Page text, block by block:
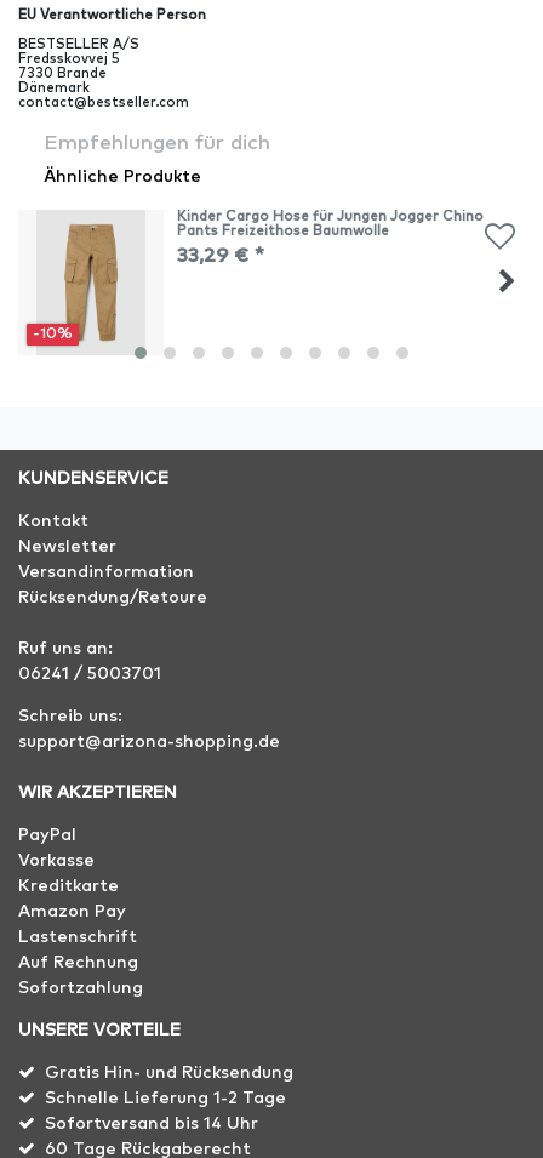
EU Verantwortliche Person
BESTSELLER A/S
Fredsskovvej 5
7330 Brande
Dänemark
contact@bestseller.com
Empfehlungen für dich
Ähnliche Produkte
-10%
Kinder Cargo Hose für Jungen Jogger Chino
Pants Freizeithose Baumwolle
33,29 € *
KUNDENSERVICE
Kontakt
Newsletter
Versandinformation
Rücksendung/Retoure
Ruf uns an:
06241 / 5003701
Schreib uns:
support@arizona-shopping.de
WIR AKZEPTIEREN
PayPal
Vorkasse
Kreditkarte
Amazon Pay
Lastenschrift
Auf Rechnung
Sofortzahlung
UNSERE VORTEILE
Gratis Hin- und Rücksendung
Schnelle Lieferung 1-2 Tage
Sofortversand bis 14 Uhr
60 Tage Rückgaberecht